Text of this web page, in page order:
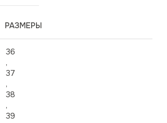
РАЗМЕРЫ
36
,
37
,
38
,
39